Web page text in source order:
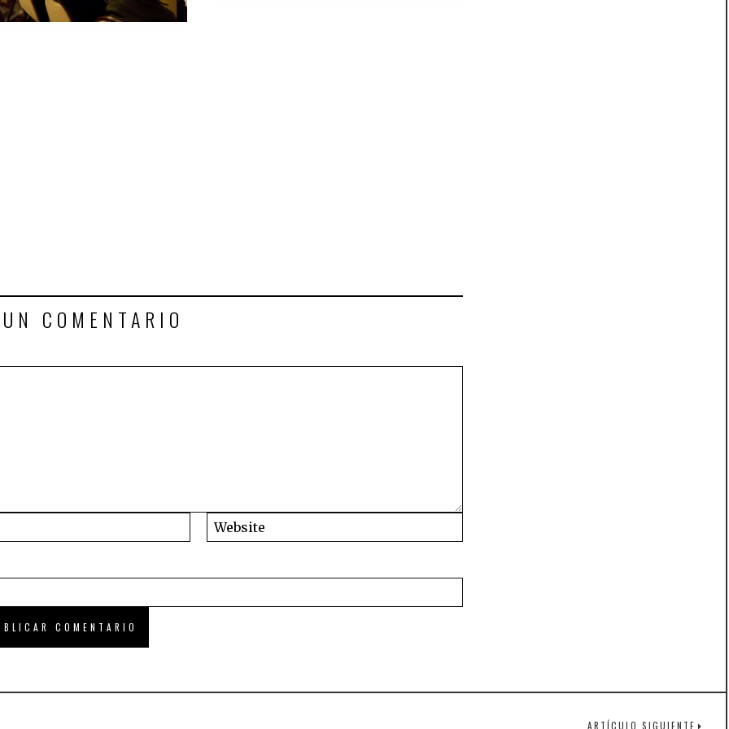
COMENTARIO
ARTÍCULO SIGUIENTE